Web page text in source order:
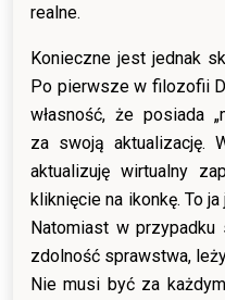
realne.
Konieczne jest jednak
Po pierwsze w filozofii
własność, że posiada
za swoją aktualizację.
aktualizuję wirtualny
kliknięcie na ikonkę. To
Natomiast w przypadku
zdolność sprawstwa,
Nie musi być za